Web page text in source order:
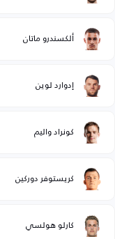
ألكسندرو ماتان
إدوارد لوين
كونراد واليم
كريستوفر دوركين
كارلو هولسي